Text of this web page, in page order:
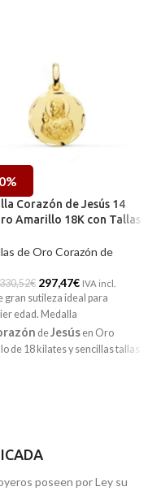
Corazón de Jesús 14
Amarillo 18K con Tallas
de Oro Corazón de
€ 297,47€ IVA incl.
gran sutileza ideal para
edad. Medalla
deJesús en Oro
de 18 kilates y sencillas tallas
de Málaga, o comprarla
te la enviamos a casa.
poseen por Ley su